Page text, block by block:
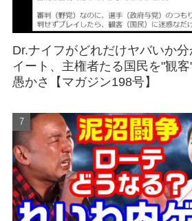
Dr.ナイフがどれだけヤバいか分
イート、主権者たる国民を"観
愚かさ【マガジン198号】